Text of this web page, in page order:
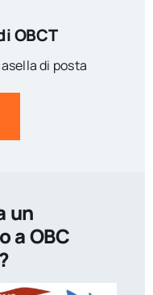
OBCT
di posta
un
a OBC